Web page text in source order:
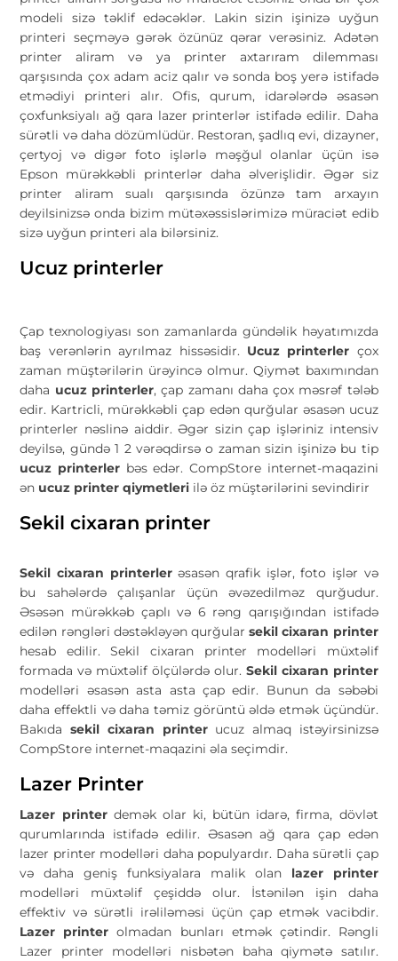
modeli sizə təklif edəcəklər. Lakin sizin işinizə uyğun
printeri seçməyə gərək özünüz qərar verəsiniz. Adətən
printer aliram və ya printer axtarıram dilemması
qarşısında çox adam aciz qalır və sonda boş yerə istifadə
etmədiyi printeri alır. Ofis, qurum, idarələrdə əsasən
çoxfunksiyalı ağ qara lazer printerlər istifadə edilir. Daha
sürətli və daha dözümlüdür. Restoran, şadlıq evi, dizayner,
çertyoj və digər foto işlərlə məşğul olanlar üçün isə
Epson mürəkkəbli printerlər daha əlverişlidir. Əgər siz
printer aliram sualı qarşısında özünzə tam arxayın
deyilsinizsə onda bizim mütəxəssislərimizə müraciət edib
sizə uyğun printeri ala bilərsiniz.
Ucuz printerler
Çap texnologiyası son zamanlarda gündəlik həyatımızda
baş verənlərin ayrılmaz hissəsidir. Ucuz printerler çox
zaman müştərilərin ürəyincə olmur. Qiymət baxımından
daha ucuz printerler, çap zamanı daha çox məsrəf tələb
edir. Kartricli, mürəkkəbli çap edən qurğular əsasən ucuz
printerler nəslinə aiddir. Əgər sizin çap işləriniz intensiv
deyilsə, gündə 1 2 vərəqdirsə o zaman sizin işinizə bu tip
ucuz printerler bəs edər. CompStore internet-maqazini
ən ucuz printer qiymetleri ilə öz müştərilərini sevindirir
Sekil cixaran printer
Sekil cixaran printerlerəsasən qrafik işlər, foto işlər və
bu sahələrdə çalışanlar üçün əvəzedilməz qurğudur.
Əsəsən mürəkkəb çaplı və 6 rəng qarışığından istifadə
edilən rəngləri dəstəkləyən qurğular sekil cixaran printer
hesab edilir. Sekil cixaran printer modelləri müxtəlif
formada və müxtəlif ölçülərdə olur. Sekil cixaran printer
modelləri əsasən asta asta çap edir. Bunun da səbəbi
daha effektli və daha təmiz görüntü əldə etmək üçündür.
Bakıdasekil cixaran printerucuz almaq istəyirsinizsə
CompStore internet-maqazini əla seçimdir.
Lazer Printer
Lazer printerdemək olar ki, bütün idarə, firma, dövlət
qurumlarında istifadə edilir. Əsasən ağ qara çap edən
lazer printer modelləri daha populyardır. Daha sürətli çap
və daha geniş funksiyalara malik olan lazer printer
modelləri müxtəlif çeşiddə olur. İstənilən işin daha
effektiv və sürətli irəliləməsi üçün çap etmək vacibdir.
Lazer printer olmadan bunları etmək çətindir. Rəngli
Lazer printer modelləri nisbətən baha qiymətə satılır.